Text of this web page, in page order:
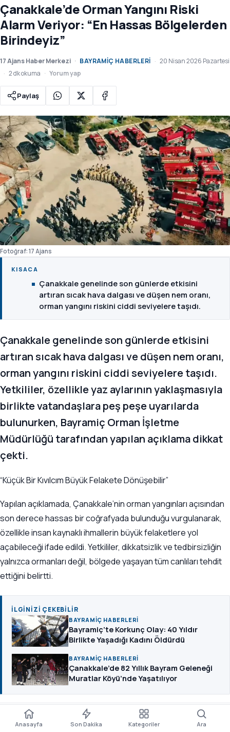
Paylaş Yorum Kaydet Dinle
Çanakkale’de Orman Yangını Riski
Alarm Veriyor: “En Hassas Bölgelerden
Birindeyiz”
17 Ajans Haber Merkezi BAYRAMIÇ HABERLERI
20 Nisan 2026 Pazartesi
2 dk okuma
Yorum yap
Paylaş
Fotoğraf: 17 Ajans
KISACA
Çanakkale genelinde son günlerde etkisini
artıran sıcak hava dalgası ve düşen nem oranı,
orman yangını riskini ciddi seviyelere taşıdı.
Çanakkale genelinde son günlerde etkisini
artıran sıcak hava dalgası ve düşen nem oranı,
orman yangını riskini ciddi seviyelere taşıdı.
Yetkililer, özellikle yaz aylarının yaklaşmasıyla
birlikte vatandaşlara peş peşe uyarılarda
bulunurken, Bayramiç Orman İşletme
Müdürlüğü tarafından yapılan açıklama dikkat
çekti.
“Küçük Bir Kıvılcım Büyük Felakete Dönüşebilir”
Yapılan açıklamada, Çanakkale’nin orman yangınları açısından
son derece hassas bir coğrafyada bulunduğu vurgulanarak,
özellikle insan kaynaklı ihmallerin büyük felaketlere yol
açabileceği ifade edildi. Yetkililer, dikkatsizlik ve tedbirsizliğin
yalnızca ormanları değil, bölgede yaşayan tüm canlıları tehdit
ettiğini belirtti.
İLGINIZI ÇEKEBILIR
BAYRAMIÇ HABERLERI
Bayramiç’te Korkunç Olay: 40 Yıldır
Birlikte Yaşadığı Kadını Öldürdü
BAYRAMIÇ HABERLERI
Çanakkale’de 82 Yıllık Bayram Geleneği
Muratlar Köyü’nde Yaşatılıyor
Açıklamada, “Dikkatsizliğimiz birçok canlının felaketine neden
oluyor. Orman yangınları açısından en riskli bölgelerden birinde
Anasayfa Son Dakika Kategoriler Ara